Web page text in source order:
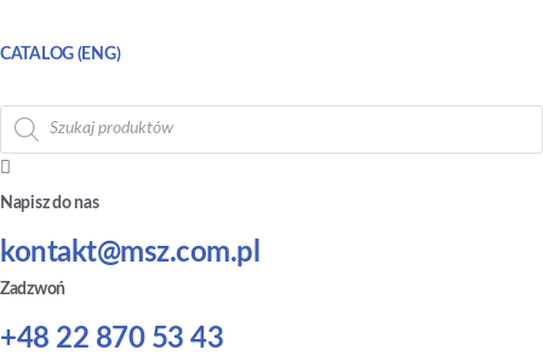
CATALOG (ENG)
Wyszukiwarka
produktów
Napisz do nas
kontakt@msz.com.pl
Zadzwoń
+48 22 870 53 43